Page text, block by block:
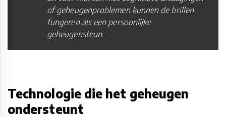
of geheugenproblemen kunnen de brillen
fungeren als een persoonlijke
geheugensteun.
Technologie die het geheugen
ondersteunt